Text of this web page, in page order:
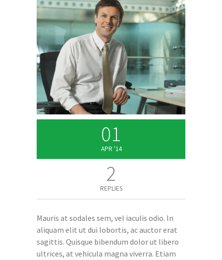
01
APR '14
2
REPLIES
Mauris at sodales sem, vel iaculis odio. In
aliquam elit ut dui lobortis, ac auctor erat
sagittis. Quisque bibendum dolor ut libero
ultrices, at vehicula magna viverra. Etiam